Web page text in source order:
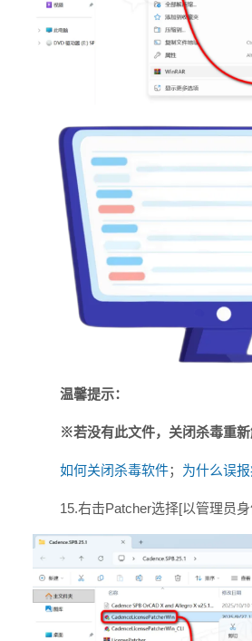
温馨提示：
※若没有此文件，关闭杀毒重新
如何关闭杀毒软件； 为什么误
15.右击Patcher选择[以管理员